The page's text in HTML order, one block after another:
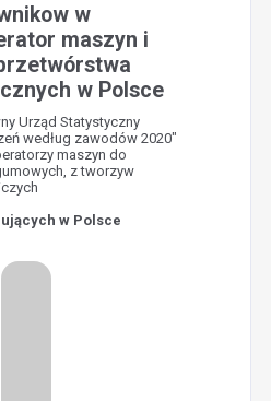
w
maszyn i
w Polsce
Urząd Statystyczny
według zawodów 2020"
maszyn do
z tworzyw
w Polsce